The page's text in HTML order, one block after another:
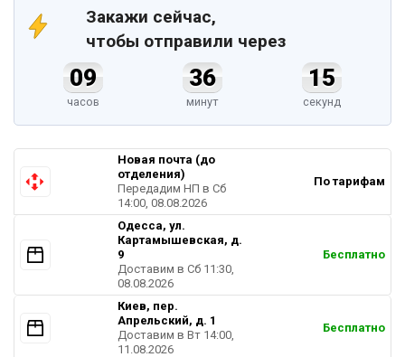
Закажи сейчас,
чтобы отправили через
09
часов
36
минут
14
секунд
Новая почта (до
отделения)
Передадим НП в Cб
14:00, 08.08.2026
По тарифам
Одесса, ул.
Картамышевская, д.
9
Доставим в Cб 11:30,
08.08.2026
Бесплатно
Киев, пер.
Апрельский, д. 1
Доставим в Вт 14:00,
11.08.2026
Бесплатно